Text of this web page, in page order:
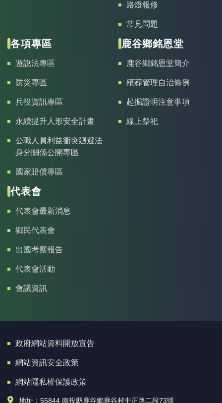
路燈報修
常見問題
各項專區
遊說法專區
防災專區
兵役資訊專區
永續提升人形安全計畫
公職人員利益衝突廻避法
身分關係公開專區
國家賠償專區
鹿谷鄉銘恩堂
鹿谷鄉銘恩堂簡介
殯葬管理自治條例
起掘證明注意事項
線上祭祀
代表會
代表會最新消息
鄉民代表會
出國考察報告
代表會活動
會議資訊
政府網站資料開放宣告
網站資訊安全政策
網站隱私權保護政策
地址：55844 南投縣鹿谷鄉鹿谷村中正路二段73號